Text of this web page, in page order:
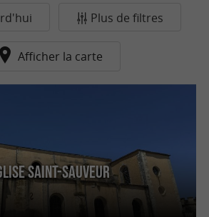
Plus de filtres
Afficher la carte
Saint-Sauveur